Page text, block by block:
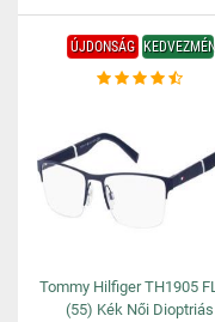
ÚJDONSÁG
Tommy Hilfiger TH1905
(55) Kék Női Dioptriás